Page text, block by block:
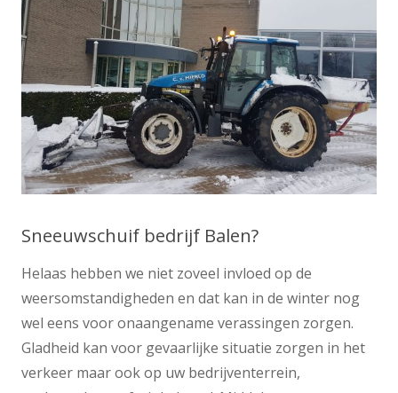
Sneeuwschuif bedrijf Balen?
Helaas hebben we niet zoveel invloed op de
weersomstandigheden en dat kan in de winter nog
wel eens voor onaangename verassingen zorgen.
Gladheid kan voor gevaarlijke situatie zorgen in het
verkeer maar ook op uw bedrijventerrein,